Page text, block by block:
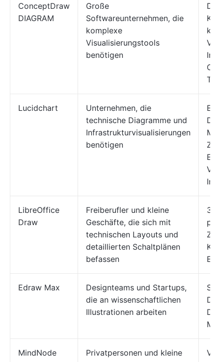
ConceptDraw
DIAGRAM
Große
Softwareunternehmen, die
komplexe
Visualisierungstools
benötigen
Lucidchart
Unternehmen, die
technische Diagramme und
Infrastrukturvisualisierungen
benötigen
LibreOffice
Draw
Freiberufler und kleine
Geschäfte, die sich mit
technischen Layouts und
detaillierten Schaltplänen
befassen
Edraw Max
Designteams und Startups,
die an wissenschaftlichen
Illustrationen arbeiten
MindNode
Privatpersonen und kleine